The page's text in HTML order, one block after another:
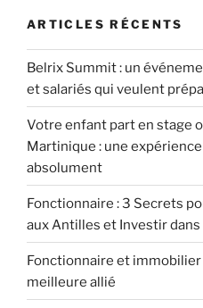
ARTICLES RÉCENTS
Belrix Summit : un
et salariés qui veulent
Votre enfant part en stage
Martinique : une
absolument
Fonctionnaire : 3 Secrets
aux Antilles et Investir dans
Fonctionnaire et
meilleure allié